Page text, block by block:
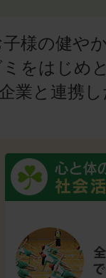
様の健や
をはじめ
業と連携